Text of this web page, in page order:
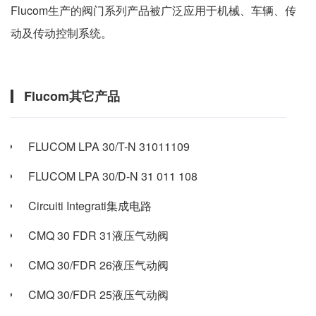
Flucom生产的阀门系列产品被广泛应用于机械、车辆、传
动及传动控制系统。
Flucom其它产品
FLUCOM LPA 30/T-N 31011109
FLUCOM LPA 30/D-N 31 011 108
Circuiti Integrati集成电路
CMQ 30 FDR 31液压气动阀
CMQ 30/FDR 26液压气动阀
CMQ 30/FDR 25液压气动阀